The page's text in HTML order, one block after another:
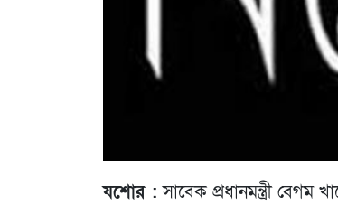
যশোর : সাবেক প্রধানমন্ত্রী বেগম